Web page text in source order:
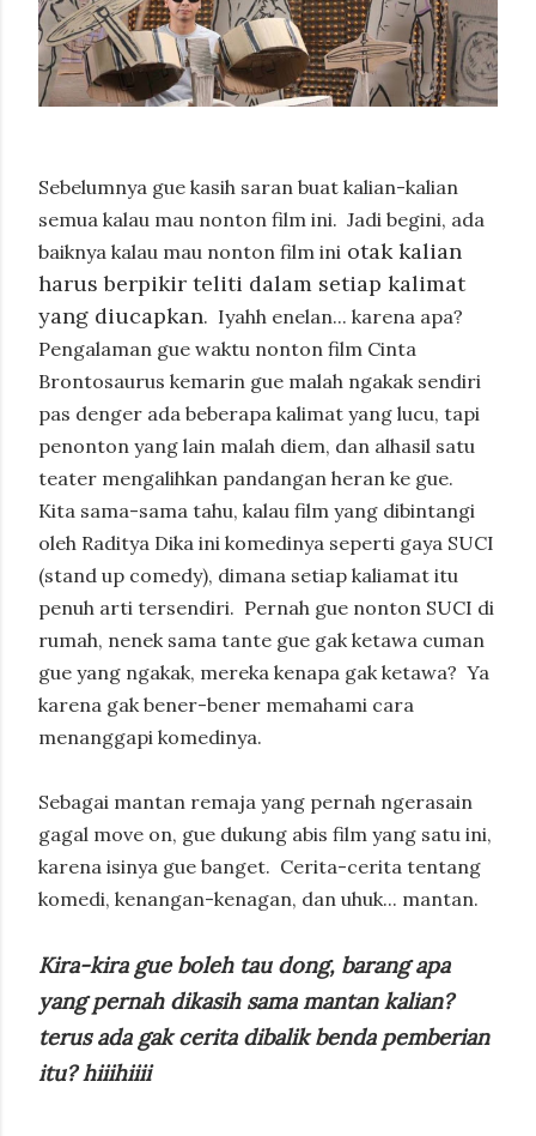
Sebelumnya gue kasih saran buat kalian-kalian
semua kalau mau nonton film ini. Jadi begini, ada
baiknya kalau mau nonton film ini otak kalian
harus berpikir teliti dalam setiap kalimat
yang diucapkan. Iyahh enelan... karena apa?
Pengalaman gue waktu nonton film Cinta
Brontosaurus kemarin gue malah ngakak sendiri
pas denger ada beberapa kalimat yang lucu, tapi
penonton yang lain malah diem, dan alhasil satu
teater mengalihkan pandangan heran ke gue.
Kita sama-sama tahu, kalau film yang dibintangi
oleh Raditya Dika ini komedinya seperti gaya SUCI
(stand up comedy), dimana setiap kaliamat itu
penuh arti tersendiri. Pernah gue nonton SUCI di
rumah, nenek sama tante gue gak ketawa cuman
gue yang ngakak, mereka kenapa gak ketawa? Ya
karena gak bener-bener memahami cara
menanggapi komedinya.
Sebagai mantan remaja yang pernah ngerasain
gagal move on, gue dukung abis film yang satu ini,
karena isinya gue banget. Cerita-cerita tentang
komedi, kenangan-kenagan, dan uhuk... mantan.
Kira-kira gue boleh tau dong, barang apa
yang pernah dikasih sama mantan kalian?
terus ada gak cerita dibalik benda pemberian
itu? hiiihiiii